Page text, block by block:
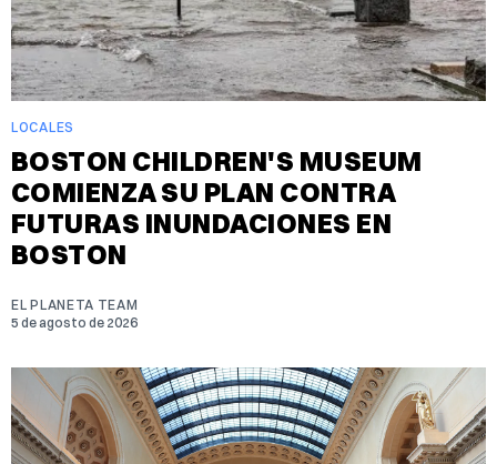
LOCALES
BOSTON CHILDREN'S MUSEUM
COMIENZA SU PLAN CONTRA
FUTURAS INUNDACIONES EN
BOSTON
EL PLANETA TEAM
5 de agosto de 2026